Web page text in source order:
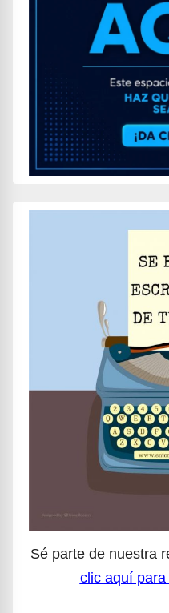
Sé parte de nuestra
clic aquí